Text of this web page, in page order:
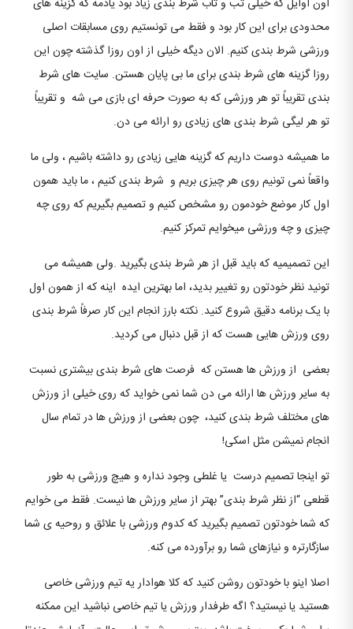
اون اوایل که خیلی تب و تاب شرط بندی زیاد بود یادمه که گزینه های
محدودی برای این کار بود و فقط می تونستیم روی مسابقات اصلی
ورزشی شرط بندی کنیم. الان دیگه خیلی از اون روزا گذشته چون این
روزا گزینه های شرط بندی برای ما بی پایان هستن. سایت های شرط
بندی تقریباً تو هر ورزشی که به صورت حرفه ای بازی می شه و تقریباً
تو هر لیگی شرط بندی های زیادی رو ارائه می دن.
ما همیشه دوست داریم که گزینه هایی زیادی رو داشته باشیم ، ولی ما
واقعاً نمی تونیم روی هر چیزی بریم و شرط بندی کنیم ، ما باید همون
اول کار موضع خودمون رو مشخص کنیم و تصمیم بگیریم که روی چه
چیزی و چه ورزشی میخوایم تمرکز کنیم.
این تصمیمیه که باید قبل از هر شرط بندی بگیرید .ولی همیشه می
تونید نظر خودتون رو تغییر بدید، اما بهترین ایده اینه که از همون اول
با یک برنامه دقیق شروع کنید. نکته بارز انجام این کار صرفاً شرط بندی
روی ورزش هایی هست که از قبل دنبال می کردید.
بعضی از ورزش ها هستن که فرصت های شرط بندی بیشتری نسبت
به سایر ورزش ها ارائه می دن شما نمی خواید که روی خیلی از ورزش
های مختلف شرط بندی کنید، چون بعضی از ورزش ها در تمام سال
انجام نمیشن مثل اسکی!
تو اینجا تصمیم درست یا غلطی وجود نداره و هیچ ورزشی به طور
قطعی “از نظر شرط بندی” بهتر از سایر ورزش ها نیست. فقط می خوایم
که شما خودتون تصمیم بگیرید که کدوم ورزشی با علائق و روحیه ی شما
سازگارتره و نیازهای شما رو برآورده می کنه.
اصلا اینو با خودتون روشن کنید که کلا هوادار یه تیم ورزشی خاصی
هستید یا نیستید؟ اگه طرفدار ورزش یا تیم خاصی نباشید این ممکنه